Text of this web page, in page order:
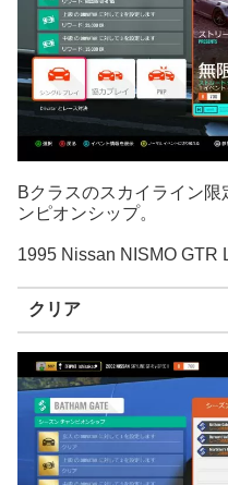
Bクラスのスカイライン
ンピオンシップ。
1995 Nissan NISMO GTR
クリア